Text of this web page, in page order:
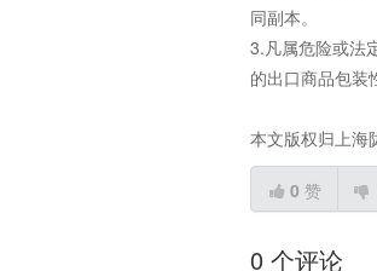
同副本。
3.凡属危险或法
的出口商品包装
本文版权归上海
0 赞
0 个评论